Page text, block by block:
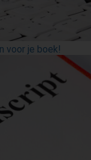
voor je boek!